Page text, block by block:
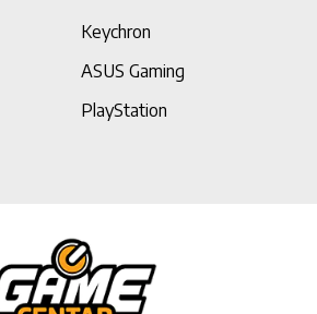
Keychron
ASUS Gaming
PlayStation